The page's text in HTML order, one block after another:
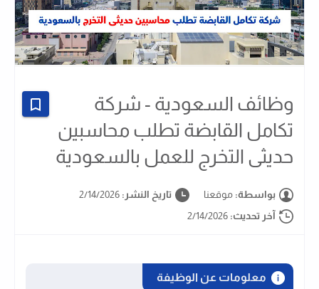
وظائف السعودية - شركة
تكامل القابضة تطلب محاسبين
حديثى التخرج للعمل بالسعودية
بواسطة: موقعنا تاريخ النشر: 2/14/2026
آخر تحديث: 2/14/2026
معلومات عن الوظيفة